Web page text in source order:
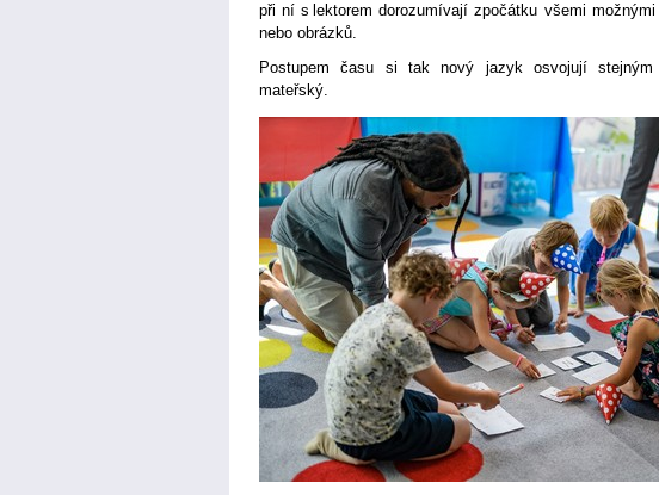
při ní s lektorem dorozumívají zpočátku všemi
nebo obrázků.
Postupem času si tak nový jazyk osvojují stejným
mateřský.